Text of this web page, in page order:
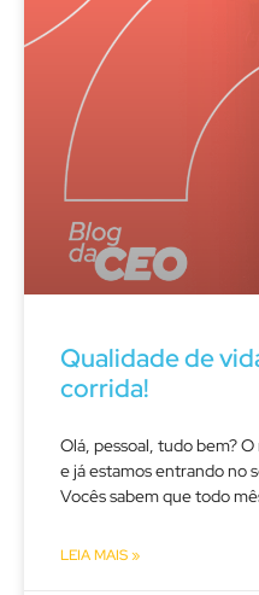
Qualidade de
corrida!
Olá, pessoal, tudo bem?
e já estamos entrando no
Vocês sabem que todo
LEIA MAIS »